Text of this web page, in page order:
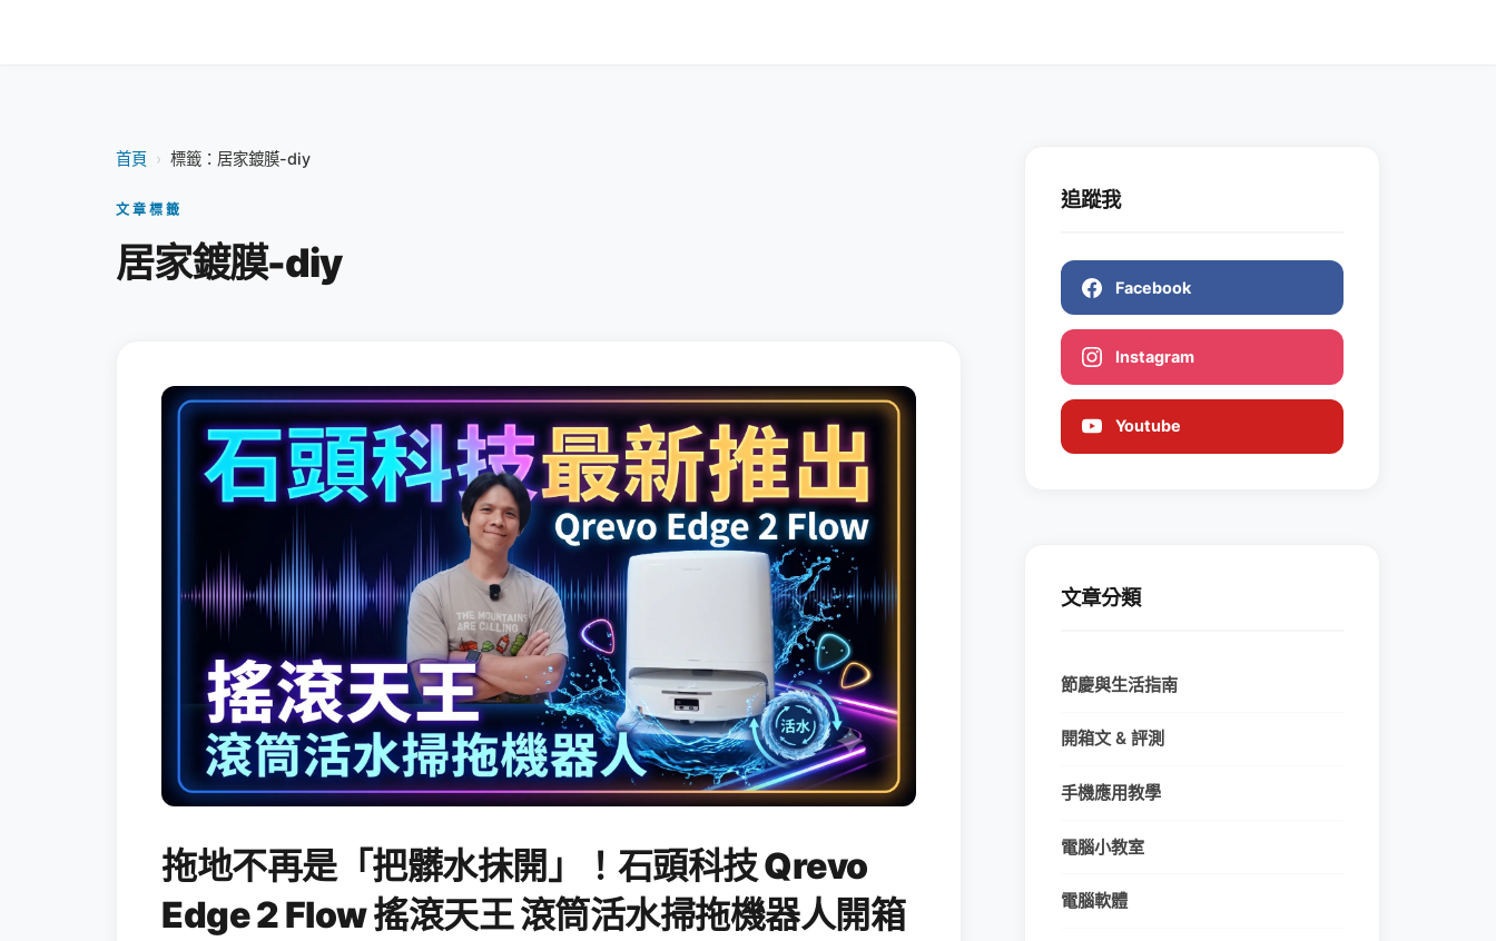
首頁 › 標籤：居家鍍膜-diy
文章標籤
居家鍍膜-diy
拖地不再是「把髒水抹開」！石頭科技 Qrevo
Edge 2 Flow 搖滾天王 滾筒活水掃拖機器人開箱
追蹤我
Facebook
Instagram
Youtube
文章分類
節慶與生活指南
開箱文 & 評測
手機應用教學
電腦小教室
電腦軟體